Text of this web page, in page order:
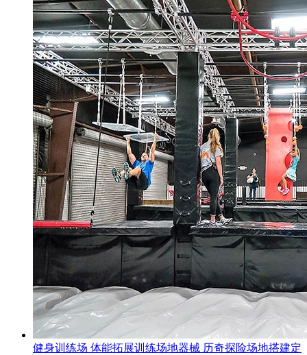
健身训练场 体能拓展训练场地器械 历奇探险场地搭建定